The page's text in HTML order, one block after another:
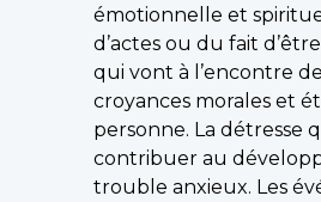
émotionnelle et
d’actes ou du fait
qui vont à l’encontre
croyances morales et
personne. La détresse
contribuer au
trouble anxieux. Les